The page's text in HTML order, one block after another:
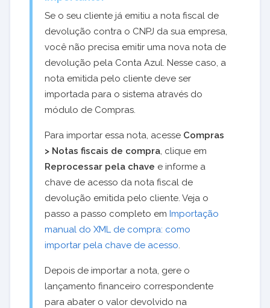
Se o seu cliente já emitiu a nota fiscal de
devolução contra o CNPJ da sua empresa,
você não precisa emitir uma nova nota de
devolução pela Conta Azul. Nesse caso, a
nota emitida pelo cliente deve ser
importada para o sistema através do
módulo de Compras.
Para importar essa nota, acesse Compras
> Notas fiscais de compra, clique em
Reprocessar pela chave e informe a
chave de acesso da nota fiscal de
devolução emitida pelo cliente. Veja o
passo a passo completo em Importação
manual do XML de compra: como
importar pela chave de acesso.
Depois de importar a nota, gere o
lançamento financeiro correspondente
para abater o valor devolvido na